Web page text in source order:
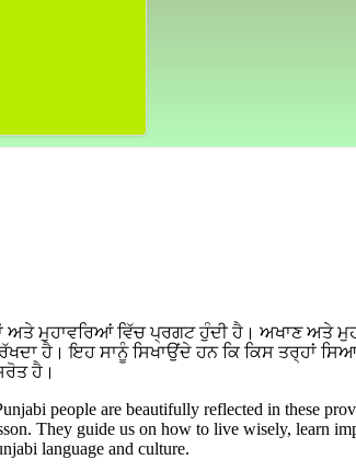
ਮੁਹਾਵਰਿਆਂ ਵਿੱਚ ਪ੍ਰਗਟ ਹੁੰਦੀ ਹੈ। ਅਖਾਣ ਅਤੇ
ਹੈ। ਇਹ ਸਾਨੂੰ ਸਿਖਾਉਂਦੇ ਹਨ ਕਿ ਕਿਸ ਤਰ੍ਹਾਂ
ਹੈ।
people are beautifully reflected in these
They guide us on how to live wisely, learn
language and culture.